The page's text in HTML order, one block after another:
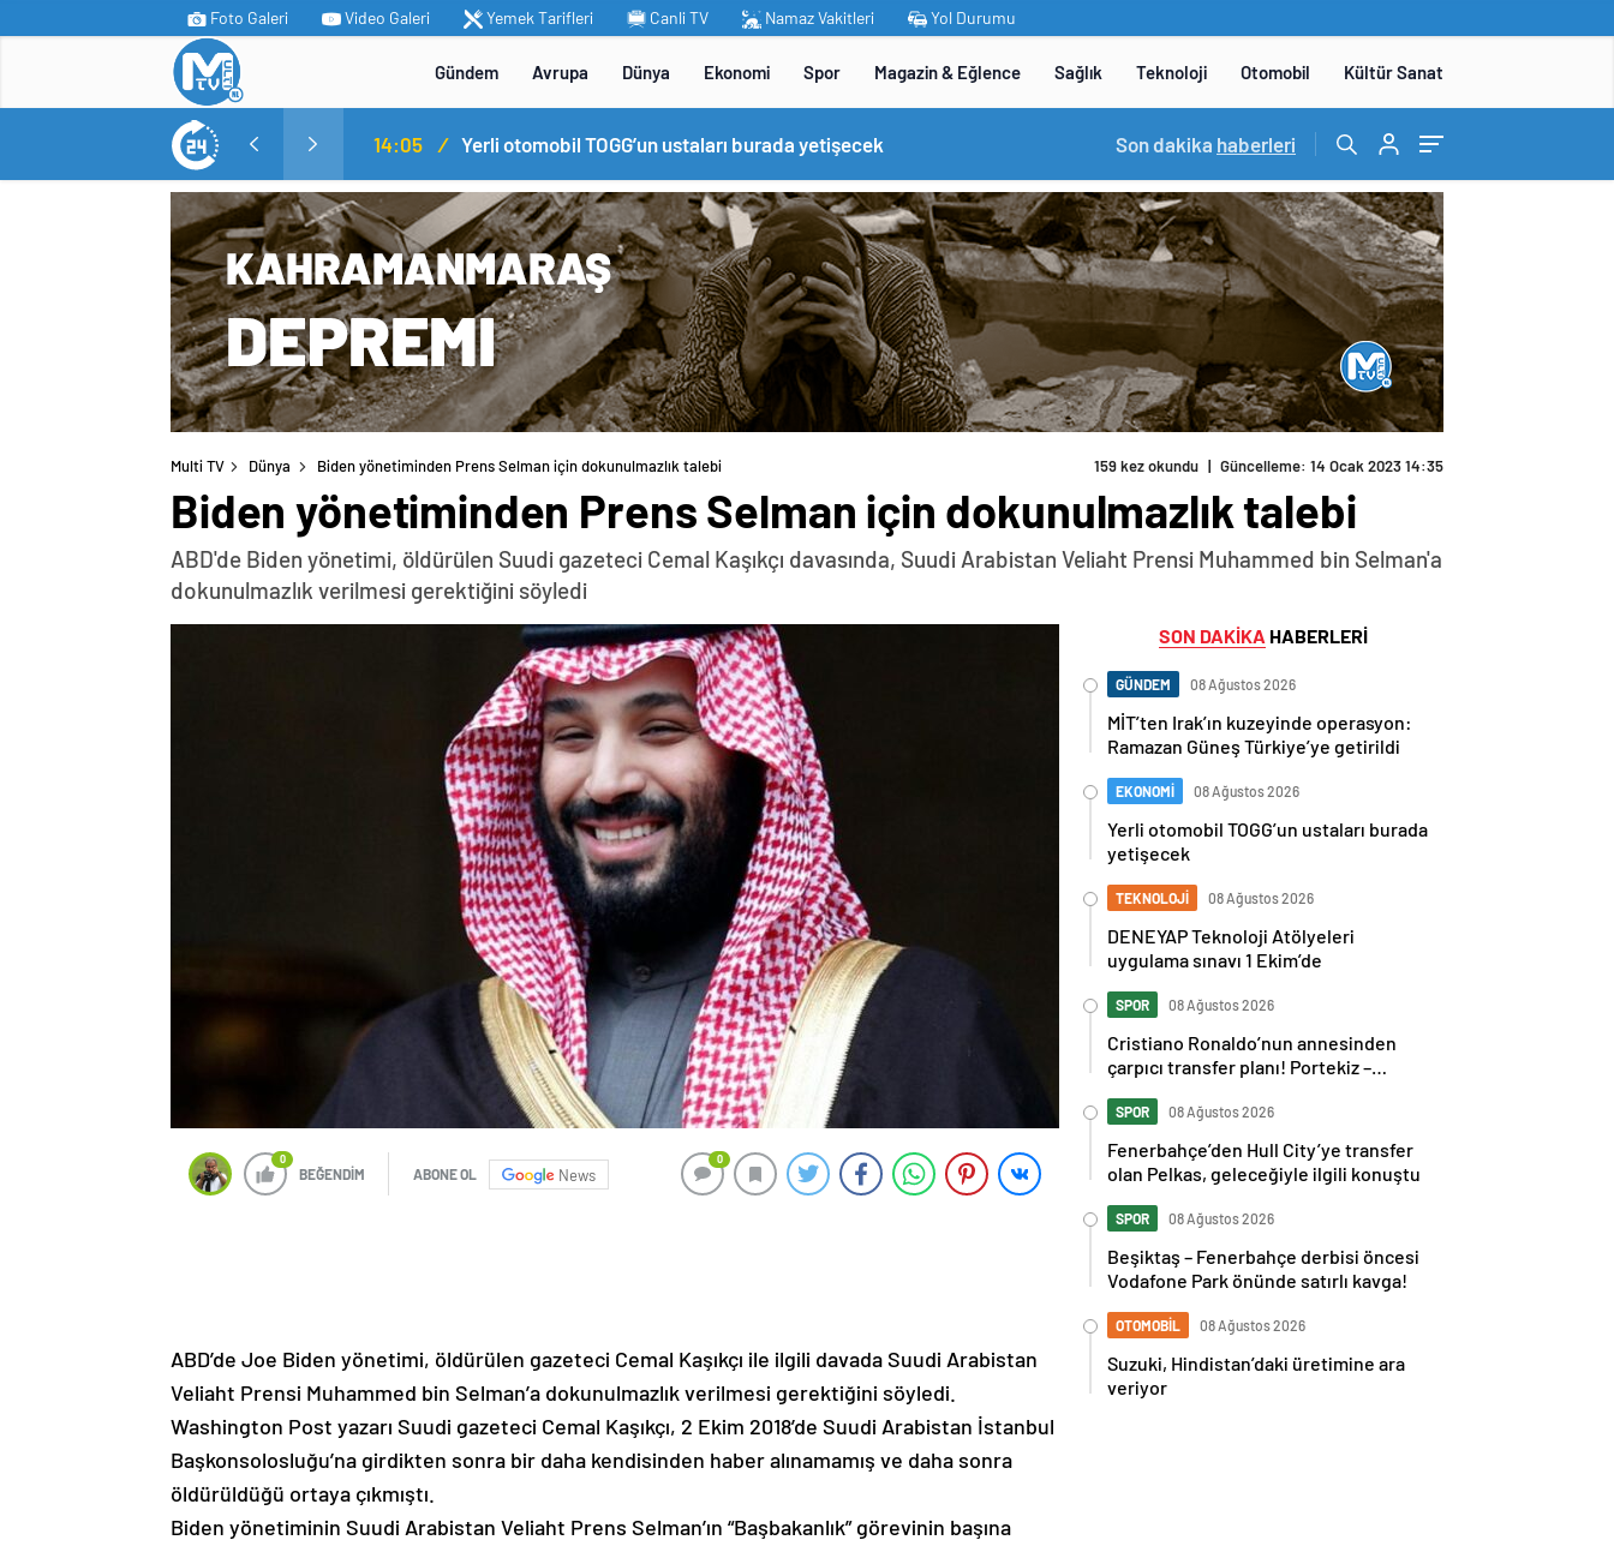
Foto Galeri Video Galeri Yemek Tarifleri Canli TV Namaz Vakitleri Yol Durumu
Gündem Avrupa Dünya Ekonomi Spor Magazin & Eğlence Sağlık Teknoloji Otomobil Kültür Sanat
MİT’ten Irak’ın kuzeyinde operasyon: Ramazan Güneş Türkiye’ye getirildi 14:05 / Yerli otomobil TOGG’un ustaları burada yetişecek 15:06 / DENEYAP Teknoloji Atölyeleri uygulama sınavı 1
Son dakika haberleri
Multi TV Dünya Biden yönetiminden Prens Selman için dokunulmazlık talebi 159 kez okundu | Güncelleme: 14 Ocak 2023 14:35
Biden yönetiminden Prens Selman için dokunulmazlık talebi
ABD'de Biden yönetimi, öldürülen Suudi gazeteci Cemal Kaşıkçı davasında, Suudi Arabistan Veliaht Prensi Muhammed bin Selman'a
dokunulmazlık verilmesi gerektiğini söyledi
0
BEĞENDİM ABONE OL News
0
ABD’de Joe Biden yönetimi, öldürülen gazeteci Cemal Kaşıkçı ile ilgili davada Suudi Arabistan
Veliaht Prensi Muhammed bin Selman’a dokunulmazlık verilmesi gerektiğini söyledi.
Washington Post yazarı Suudi gazeteci Cemal Kaşıkçı, 2 Ekim 2018’de Suudi Arabistan İstanbul
Başkonsolosluğu’na girdikten sonra bir daha kendisinden haber alınamamış ve daha sonra
öldürüldüğü ortaya çıkmıştı.
Biden yönetiminin Suudi Arabistan Veliaht Prens Selman’ın “Başbakanlık” görevinin başına
SON DAKİKA HABERLERİ
GÜNDEM 08 Ağustos 2026
MİT’ten Irak’ın kuzeyinde operasyon:
Ramazan Güneş Türkiye’ye getirildi
EKONOMİ 08 Ağustos 2026
Yerli otomobil TOGG’un ustaları burada
yetişecek
TEKNOLOJİ 08 Ağustos 2026
DENEYAP Teknoloji Atölyeleri
uygulama sınavı 1 Ekim’de
SPOR 08 Ağustos 2026
Cristiano Ronaldo’nun annesinden
çarpıcı transfer planı! Portekiz –
kardeşinden sert cevap
SPOR 08 Ağustos 2026
Fenerbahçe’den Hull City’ye transfer
olan Pelkas, geleceğiyle ilgili konuştu
SPOR 08 Ağustos 2026
Beşiktaş – Fenerbahçe derbisi öncesi
Vodafone Park önünde satırlı kavga!
OTOMOBİL 08 Ağustos 2026
Suzuki, Hindistan’daki üretimine ara
veriyor